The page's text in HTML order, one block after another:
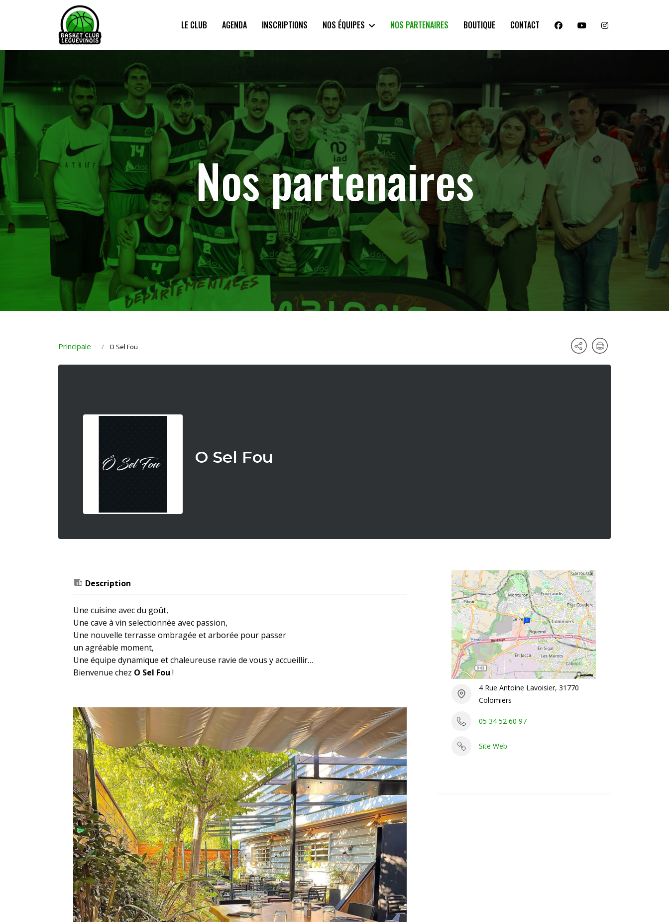
LE CLUB AGENDA INSCRIPTIONS NOS ÉQUIPES NOS PARTENAIRES BOUTIQUE CONTACT
Nos partenaires
Principale O Sel Fou
O Sel Fou
Description
Une cuisine avec du goût,
Une cave à vin selectionnée avec passion,
Une nouvelle terrasse ombragée et arborée pour passer
un agréable moment,
Une équipe dynamique et chaleureuse ravie de vous y accueillir…
Bienvenue chez O Sel Fou !
4 Rue Antoine Lavoisier, 31770
Colomiers
05 34 52 60 97
Site Web